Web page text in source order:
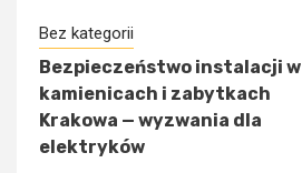
Bez kategorii
Bezpieczeństwo instalacji w
kamienicach i zabytkach
Krakowa — wyzwania dla
elektryków